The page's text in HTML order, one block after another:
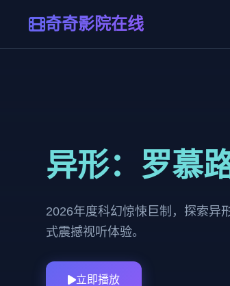
奇奇影院在线
异形：罗慕
2026年度科幻惊悚巨制，探索异
式震撼视听体验。
立即播放